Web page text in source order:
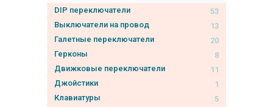
DIP переключатели
53
Выключатели на провод
13
Галетные переключатели
20
Герконы
8
Движковые переключатели
11
Джойстики
1
Клавиатуры
5